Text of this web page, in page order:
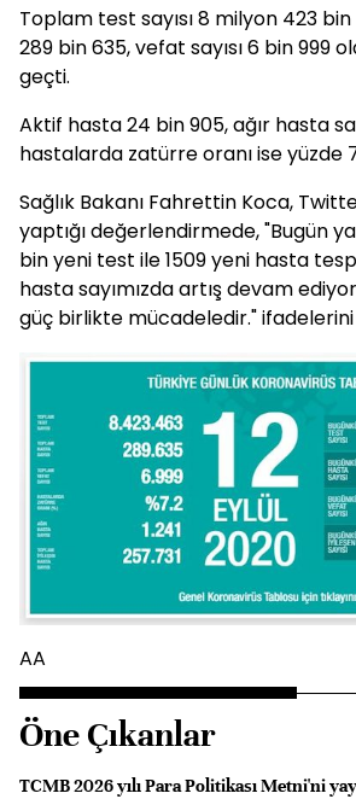
Toplam test sayısı 8 milyon 423 bin
289 bin 635, vefat sayısı 6 bin 999
geçti.
Aktif hasta 24 bin 905, ağır hasta
hastalarda zatürre oranı ise yüzde
Sağlık Bakanı Fahrettin Koca,
yaptığı değerlendirmede, "Bugün
bin yeni test ile 1509 yeni hasta
hasta sayımızda artış devam
güç birlikte mücadeledir." ifadelerini
AA
Öne Çıkanlar
TCMB 2026 yılı Para Politikası Metni'ni